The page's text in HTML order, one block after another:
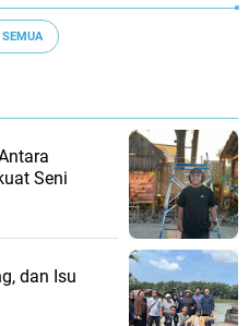
Seni
dan Isu